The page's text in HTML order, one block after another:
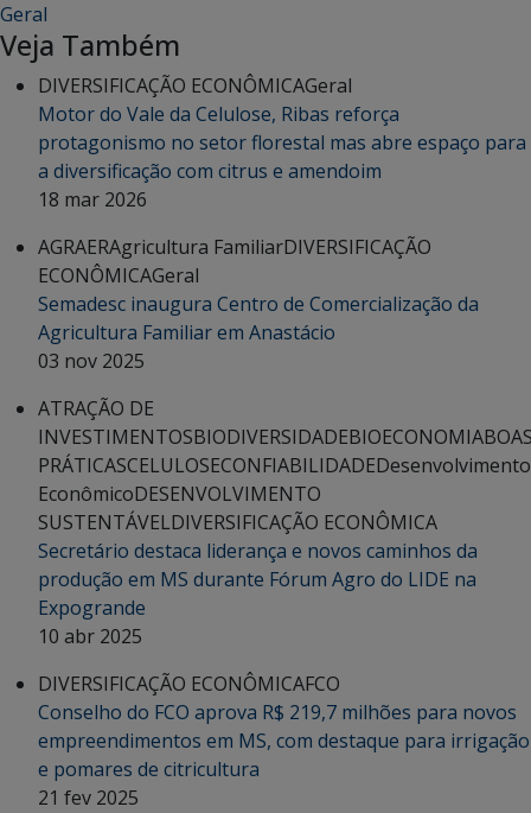
Geral
Veja Também
DIVERSIFICAÇÃO ECONÔMICAGeral
Motor do Vale da Celulose, Ribas reforça
protagonismo no setor florestal mas abre espaço para
a diversificação com citrus e amendoim
18 mar 2026
AGRAERAgricultura FamiliarDIVERSIFICAÇÃO
ECONÔMICAGeral
Semadesc inaugura Centro de Comercialização da
Agricultura Familiar em Anastácio
03 nov 2025
ATRAÇÃO DE
INVESTIMENTOSBIODIVERSIDADEBIOECONOMIA
PRÁTICASCELULOSECONFIABILIDADEDesenvolvimento
EconômicoDESENVOLVIMENTO
SUSTENTÁVELDIVERSIFICAÇÃO ECONÔMICA
Secretário destaca liderança e novos caminhos da
produção em MS durante Fórum Agro do LIDE na
Expogrande
10 abr 2025
DIVERSIFICAÇÃO ECONÔMICAFCO
Conselho do FCO aprova R$ 219,7 milhões para novos
empreendimentos em MS, com destaque para irrigação
e pomares de citricultura
21 fev 2025